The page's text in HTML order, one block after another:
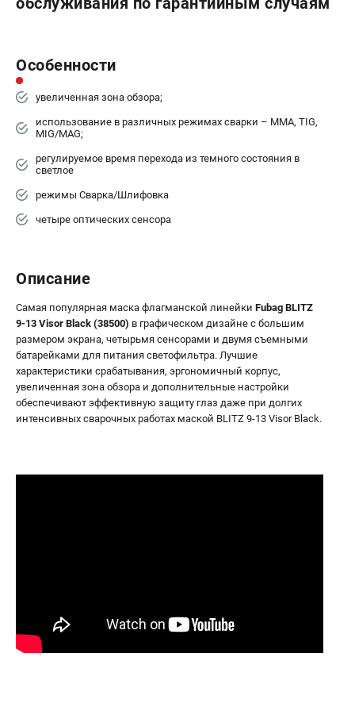
Особенности
увеличенная зона обзора;
использование в различных режимах сварки – MMA, TIG,
MIG/MAG;
регулируемое время перехода из темного состояния в
светлое
режимы Сварка/Шлифовка
четыре оптических сенсора
Описание
Самая популярная маска флагманской линейки Fubag BLITZ
9-13 Visor Black (38500) в графическом дизайне с большим
размером экрана, четырьмя сенсорами и двумя съемными
батарейками для питания светофильтра. Лучшие
характеристики срабатывания, эргономичный корпус,
увеличенная зона обзора и дополнительные настройки
обеспечивают эффективную защиту глаз даже при долгих
интенсивных сварочных работах маской BLITZ 9-13 Visor Black.